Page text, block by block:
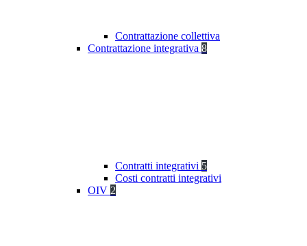
Contrattazione collettiva
Contrattazione integrativa 8
Contratti integrativi 5
Costi contratti integrativi
OIV 2